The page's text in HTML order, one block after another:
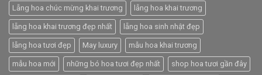
Lẵng hoa chúc mừng khai trương lẵng hoa khai trương
lẵng hoa khai trương đẹp nhất lẵng hoa sinh nhật đẹp
lẵng hoa tươi đẹp May luxury mẫu hoa khai trương
mẫu hoa mới những bó hoa tươi đẹp nhất shop hoa tươi gần đây